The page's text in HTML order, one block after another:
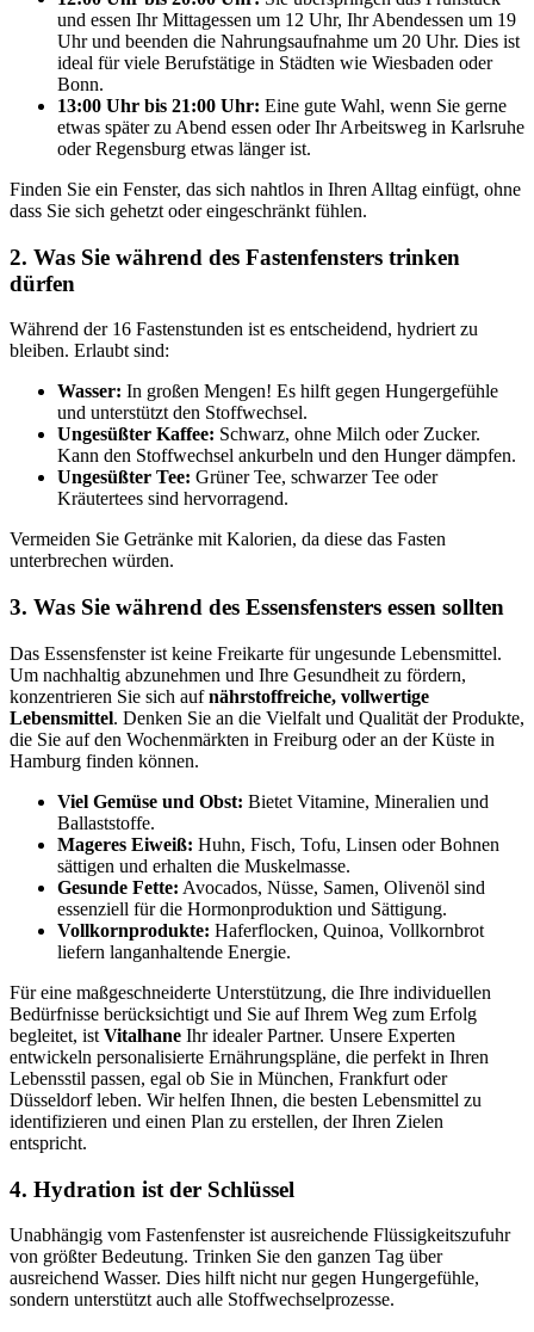
und essen Ihr Mittagessen um 12 Uhr, Ihr Abendessen um 19
Uhr und beenden die Nahrungsaufnahme um 20 Uhr. Dies ist
ideal für viele Berufstätige in Städten wie Wiesbaden oder
Bonn.
13:00 Uhr bis 21:00 Uhr: Eine gute Wahl, wenn Sie gerne
etwas später zu Abend essen oder Ihr Arbeitsweg in Karlsruhe
oder Regensburg etwas länger ist.
Finden Sie ein Fenster, das sich nahtlos in Ihren Alltag einfügt, ohne
dass Sie sich gehetzt oder eingeschränkt fühlen.
2. Was Sie während des Fastenfensters trinken
dürfen
Während der 16 Fastenstunden ist es entscheidend, hydriert zu
bleiben. Erlaubt sind:
Wasser: In großen Mengen! Es hilft gegen Hungergefühle
und unterstützt den Stoffwechsel.
Ungesüßter Kaffee: Schwarz, ohne Milch oder Zucker.
Kann den Stoffwechsel ankurbeln und den Hunger dämpfen.
Ungesüßter Tee: Grüner Tee, schwarzer Tee oder
Kräutertees sind hervorragend.
Vermeiden Sie Getränke mit Kalorien, da diese das Fasten
unterbrechen würden.
3. Was Sie während des Essensfensters essen sollten
Das Essensfenster ist keine Freikarte für ungesunde Lebensmittel.
Um nachhaltig abzunehmen und Ihre Gesundheit zu fördern,
konzentrieren Sie sich aufnährstoffreiche, vollwertige
Lebensmittel. Denken Sie an die Vielfalt und Qualität der Produkte,
die Sie auf den Wochenmärkten in Freiburg oder an der Küste in
Hamburg finden können.
Viel Gemüse und Obst: Bietet Vitamine, Mineralien und
Ballaststoffe.
Mageres Eiweiß: Huhn, Fisch, Tofu, Linsen oder Bohnen
sättigen und erhalten die Muskelmasse.
Gesunde Fette: Avocados, Nüsse, Samen, Olivenöl sind
essenziell für die Hormonproduktion und Sättigung.
Vollkornprodukte: Haferflocken, Quinoa, Vollkornbrot
liefern langanhaltende Energie.
Für eine maßgeschneiderte Unterstützung, die Ihre individuellen
Bedürfnisse berücksichtigt und Sie auf Ihrem Weg zum Erfolg
begleitet, ist Vitalhane Ihr idealer Partner. Unsere Experten
entwickeln personalisierte Ernährungspläne, die perfekt in Ihren
Lebensstil passen, egal ob Sie in München, Frankfurt oder
Düsseldorf leben. Wir helfen Ihnen, die besten Lebensmittel zu
identifizieren und einen Plan zu erstellen, der Ihren Zielen
entspricht.
4. Hydration ist der Schlüssel
Unabhängig vom Fastenfenster ist ausreichende Flüssigkeitszufuhr
von größter Bedeutung. Trinken Sie den ganzen Tag über
ausreichend Wasser. Dies hilft nicht nur gegen Hungergefühle,
sondern unterstützt auch alle Stoffwechselprozesse.